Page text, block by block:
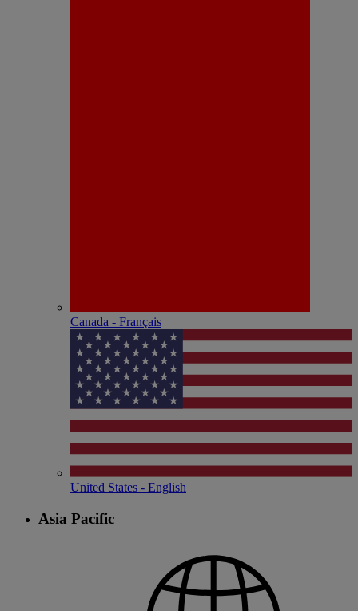
Canada - Français
United States - English
Asia Pacific